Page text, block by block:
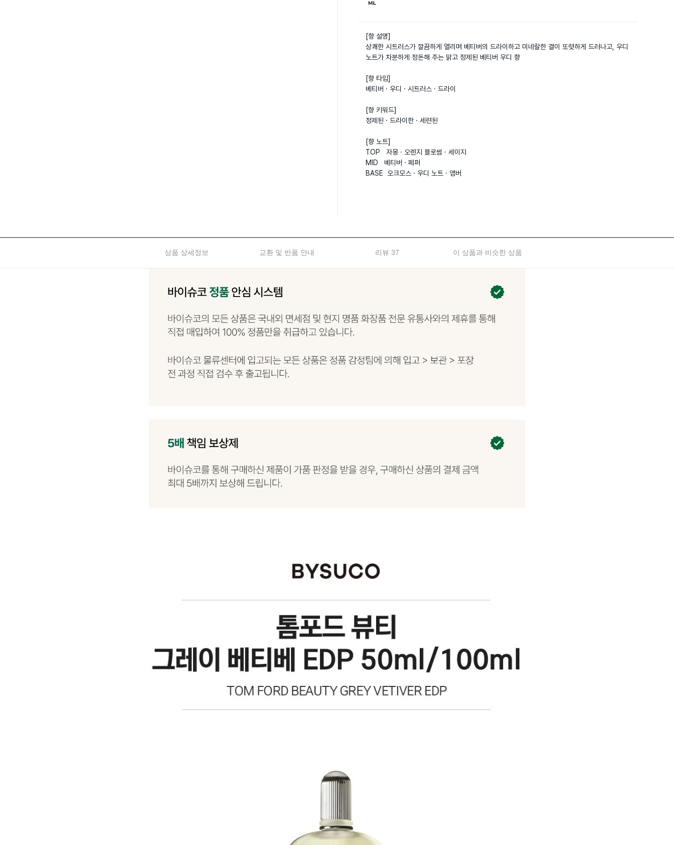
[향 설명]
상쾌한 시트러스가 깔끔하게 열리며 베티버의 드라이하고 미네랄한 결이 또렷하게 드러나고, 우디
노트가 차분하게 정돈해 주는 맑고 정제된 베티버 우디 향
[향 타입]
베티버 · 우디 · 시트러스 · 드라이
[향 키워드]
정제된 · 드라이한 · 세련된
[향 노트]
TOP   자몽 · 오렌지 블로썸 · 세이지
MID   베티버 · 페퍼
BASE  오크모스 · 우디 노트 · 앰버
상품 상세정보 교환 및 반품 안내 리뷰 37 이 상품과 비슷한 상품